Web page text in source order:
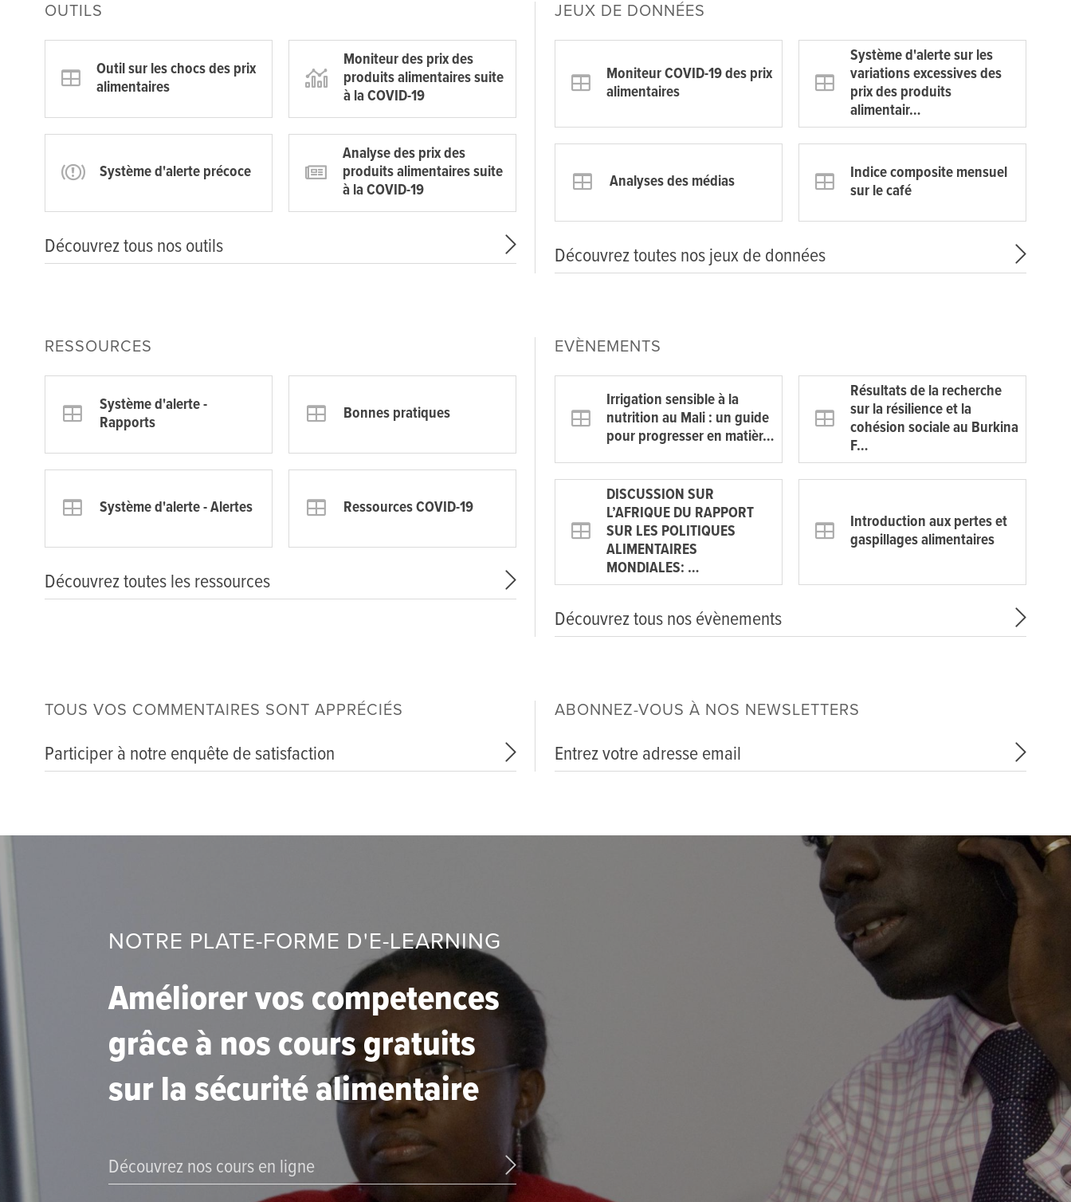
OUTILS
Outil sur les chocs des prix
alimentaires
Moniteur des prix des
produits alimentaires suite
à la COVID-19
Système d'alerte précoce
Analyse des prix des
produits alimentaires suite
à la COVID-19
Découvrez tous nos outils
JEUX DE DONNÉES
Moniteur COVID-19 des prix
alimentaires
Système d'alerte sur les
variations excessives des
prix des produits
alimentair…
Analyses des médias
Indice composite mensuel
sur le café
Découvrez toutes nos jeux de données
RESSOURCES
Système d'alerte -
Rapports
Bonnes pratiques
Système d'alerte - Alertes Ressources COVID-19
Découvrez toutes les ressources
EVÈNEMENTS
Irrigation sensible à la
nutrition au Mali : un guide
pour progresser en matièr…
Résultats de la recherche
sur la résilience et la
cohésion sociale au Burkina
F…
DISCUSSION SUR
L’AFRIQUE DU RAPPORT
SUR LES POLITIQUES
ALIMENTAIRES
MONDIALES: …
Introduction aux pertes et
gaspillages alimentaires
Découvrez tous nos évènements
TOUS VOS COMMENTAIRES SONT APPRÉCIÉS
Participer à notre enquête de satisfaction
ABONNEZ-VOUS À NOS NEWSLETTERS
Entrez votre adresse email
NOTRE PLATE-FORME D'E-LEARNING
Améliorer vos competences
grâce à nos cours gratuits
sur la sécurité alimentaire
Découvrez nos cours en ligne